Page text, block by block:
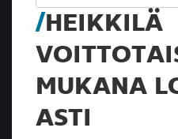
HEIKKILÄ
MUKANA
ASTI